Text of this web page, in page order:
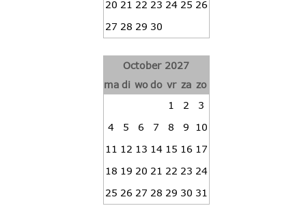
20 21 22 23 24 25 26
27 28 29 30
October 2027
ma di wodo vr za zo
1
2
3
4
5 6 7 8 9
10
11 12 13 14 15 16 17
18 19 20 21 22 23 24
25 26 27 28 29 30 31